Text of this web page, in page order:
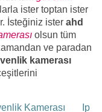
ister toptan ister
İsteğiniz ister ahd
olsun tüm
ve paradan
kamerası
Kamerası
Ip